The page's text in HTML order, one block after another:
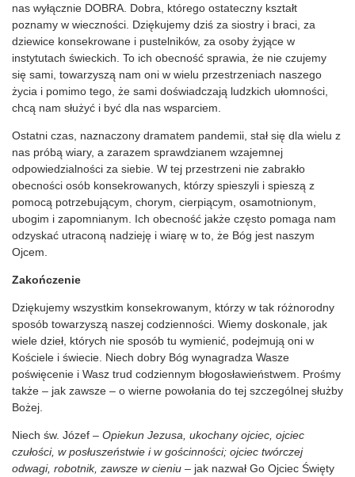
nas wyłącznie DOBRA. Dobra, którego ostateczny kształt
poznamy w wieczności. Dziękujemy dziś za siostry i braci, za
dziewice konsekrowane i pustelników, za osoby żyjące w
instytutach świeckich. To ich obecność sprawia, że nie czujemy
się sami, towarzyszą nam oni w wielu przestrzeniach naszego
życia i pomimo tego, że sami doświadczają ludzkich ułomności,
chcą nam służyć i być dla nas wsparciem.
Ostatni czas, naznaczony dramatem pandemii, stał się dla wielu z
nas próbą wiary, a zarazem sprawdzianem wzajemnej
odpowiedzialności za siebie. W tej przestrzeni nie zabrakło
obecności osób konsekrowanych, którzy spieszyli i spieszą z
pomocą potrzebującym, chorym, cierpiącym, osamotnionym,
ubogim i zapomnianym. Ich obecność jakże często pomaga nam
odzyskać utraconą nadzieję i wiarę w to, że Bóg jest naszym
Ojcem.
Zakończenie
Dziękujemy wszystkim konsekrowanym, którzy w tak różnorodny
sposób towarzyszą naszej codzienności. Wiemy doskonale, jak
wiele dzieł, których nie sposób tu wymienić, podejmują oni w
Kościele i świecie. Niech dobry Bóg wynagradza Wasze
poświęcenie i Wasz trud codziennym błogosławieństwem. Prośmy
także – jak zawsze – o wierne powołania do tej szczególnej służby
Bożej.
Niech św. Józef – Opiekun Jezusa, ukochany ojciec, ojciec
czułości, w posłuszeństwie i w gościnności; ojciec twórczej
odwagi, robotnik, zawsze w cieniu – jak nazwał Go Ojciec Święty